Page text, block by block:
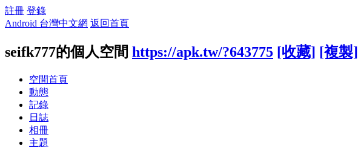
註冊 登錄
Android 台灣中文網 返回首頁
seifk777的個人空間 https://apk.tw/?643775 [收藏] [複製]
空間首頁
動態
記錄
日誌
相冊
主題